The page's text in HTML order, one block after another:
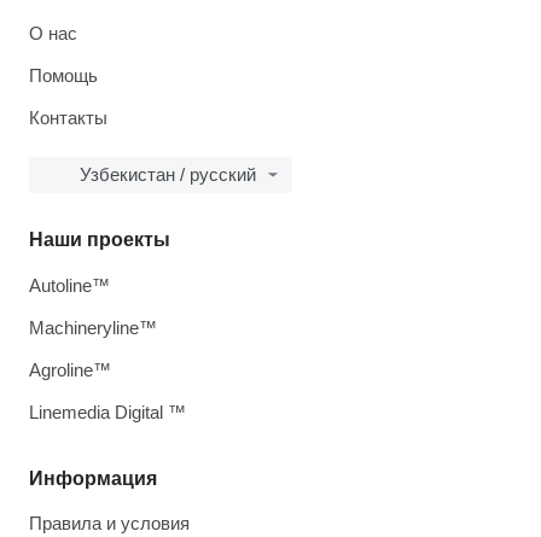
О нас
Помощь
Контакты
Узбекистан / русский
Информация
Правила и условия
Наши проекты
Autoline™
Machineryline™
Agroline™
Linemedia Digital ™